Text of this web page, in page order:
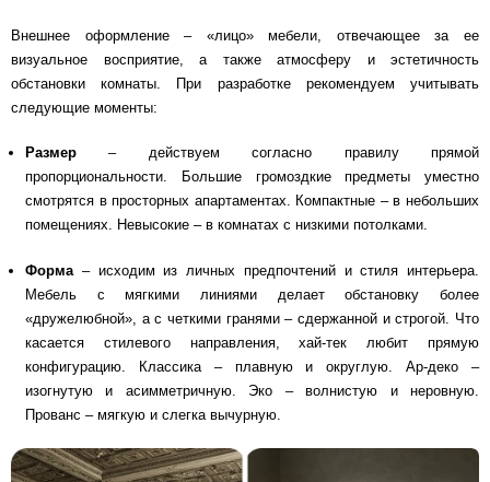
Внешнее оформление – «лицо» мебели, отвечающее за ее
визуальное восприятие, а также атмосферу и эстетичность
обстановки комнаты. При разработке рекомендуем учитывать
следующие моменты:
Размер – действуем согласно правилу прямой
пропорциональности. Большие громоздкие предметы уместно
смотрятся в просторных апартаментах. Компактные – в небольших
помещениях. Невысокие – в комнатах с низкими потолками.
Форма – исходим из личных предпочтений и стиля интерьера.
Мебель с мягкими линиями делает обстановку более
«дружелюбной», а с четкими гранями – сдержанной и строгой. Что
касается стилевого направления, хай-тек любит прямую
конфигурацию. Классика – плавную и округлую. Ар-деко –
изогнутую и асимметричную. Эко – волнистую и неровную.
Прованс – мягкую и слегка вычурную.